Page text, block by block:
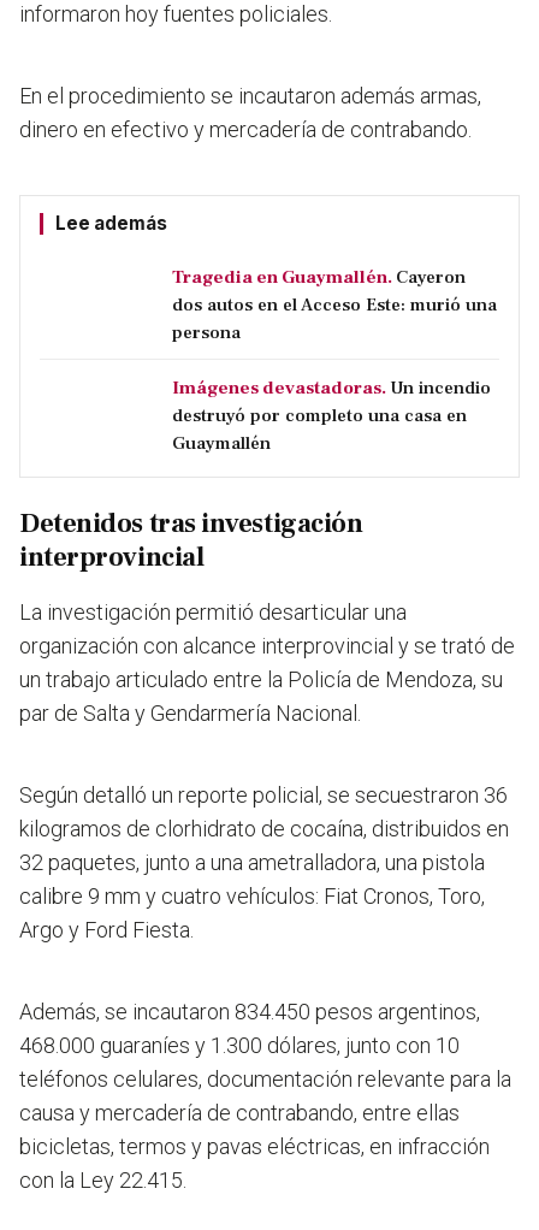
informaron hoy fuentes policiales.
En el procedimiento se incautaron además armas,
dinero en efectivo y mercadería de contrabando.
Lee además
Tragedia en Guaymallén. Cayeron
dos autos en el Acceso Este: murió una
persona
Imágenes devastadoras. Un incendio
destruyó por completo una casa en
Guaymallén
Detenidos tras investigación
interprovincial
La investigación permitió desarticular una
organización con alcance interprovincial y se trató de
un trabajo articulado entre la Policía de Mendoza, su
par de Salta y Gendarmería Nacional.
Según detalló un reporte policial, se secuestraron 36
kilogramos de clorhidrato de cocaína, distribuidos en
32 paquetes, junto a una ametralladora, una pistola
calibre 9 mm y cuatro vehículos: Fiat Cronos, Toro,
Argo y Ford Fiesta.
Además, se incautaron 834.450 pesos argentinos,
468.000 guaraníes y 1.300 dólares, junto con 10
teléfonos celulares, documentación relevante para la
causa y mercadería de contrabando, entre ellas
bicicletas, termos y pavas eléctricas, en infracción
con la Ley 22.415.